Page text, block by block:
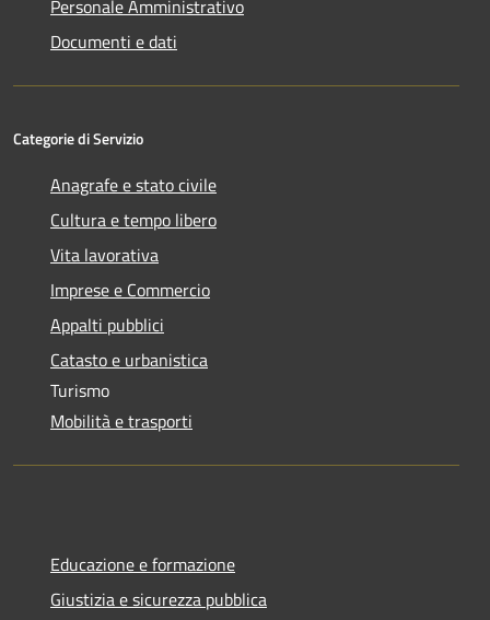
Personale Amministrativo
Documenti e dati
Categorie di Servizio
Anagrafe e stato civile
Cultura e tempo libero
Vita lavorativa
Imprese e Commercio
Appalti pubblici
Catasto e urbanistica
Turismo
Mobilità e trasporti
Educazione e formazione
Giustizia e sicurezza pubblica